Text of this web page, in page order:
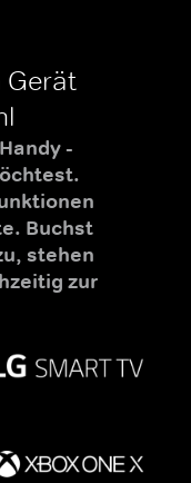
Gerät
-
Buchst
stehen
zur